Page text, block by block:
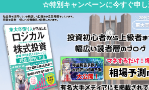
☆特別キャンペーンに今すぐ申